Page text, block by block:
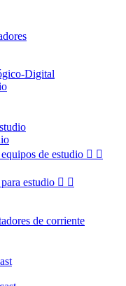
Digital
de estudio  
estudio  
de corriente